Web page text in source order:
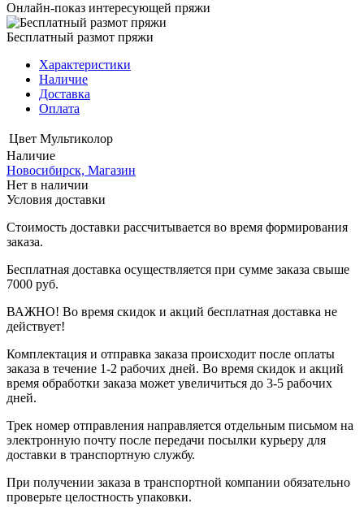
Онлайн-показ интересующей пряжи
Бесплатный размот пряжи
Характеристики
Наличие
Доставка
Оплата
Цвет Мультиколор
Наличие
Новосибирск, Магазин
Нет в наличии
Условия доставки
Стоимость доставки рассчитывается во время формирования
заказа.
Бесплатная доставка осуществляется при сумме заказа свыше
7000 руб.
ВАЖНО! Во время скидок и акций бесплатная доставка не
действует!
Комплектация и отправка заказа происходит после оплаты
заказа в течение 1-2 рабочих дней. Во время скидок и акций
время обработки заказа может увеличиться до 3-5 рабочих
дней.
Трек номер отправления направляется отдельным письмом на
электронную почту после передачи посылки курьеру для
доставки в транспортную службу.
При получении заказа в транспортной компании обязательно
проверьте целостность упаковки.